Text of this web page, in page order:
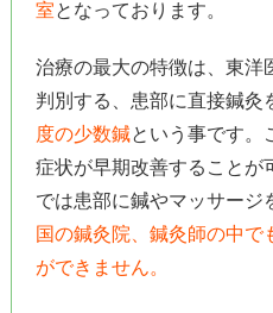
室となっております。
治療の最大の特徴は、東洋
判別する、患部に直接鍼灸
度の少数鍼という事です。
症状が早期改善することが
では患部に鍼やマッサージ
国の鍼灸院、鍼灸師の中で
ができません。